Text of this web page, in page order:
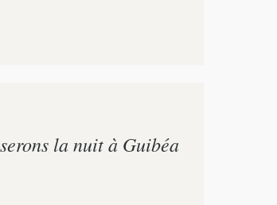
la nuit à Guibéa